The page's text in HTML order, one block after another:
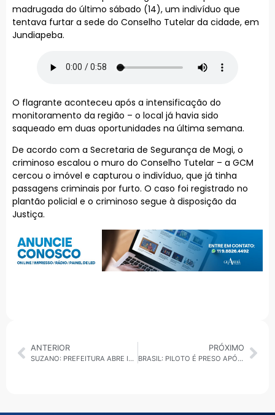
madrugada do último sábado (14), um indivíduo que
tentava furtar a sede do Conselho Tutelar da cidade, em
Jundiapeba.
O flagrante aconteceu após a intensificação do
monitoramento da região – o local já havia sido
saqueado em duas oportunidades na última semana.
De acordo com a Secretaria de Segurança de Mogi, o
criminoso escalou o muro do Conselho Tutelar – a GCM
cercou o imóvel e capturou o indivíduo, que já tinha
passagens criminais por furto. O caso foi registrado no
plantão policial e o criminoso segue à disposição da
Justiça.
ANTERIOR
SUZANO: PREFEITURA ABRE INSCRIÇÕES PARA NOVO PROCESSO SELETIVO DE ESTÁGIO
PRÓXIMO
BRASIL: PILOTO É PRESO APÓS BALÃO COM 33 PASSAGEIROS CAIR E MATAR MULHER GRÁVIDA EM SP